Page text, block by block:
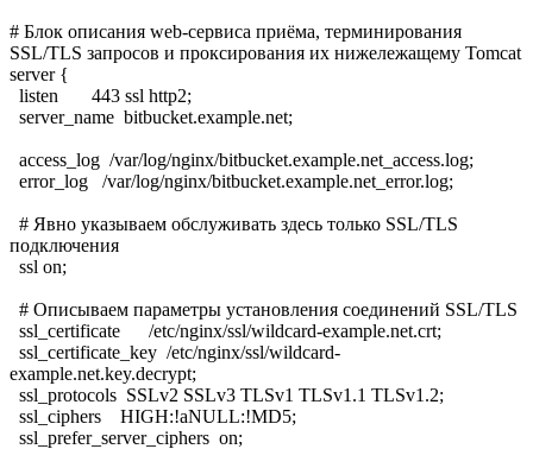
# Блок описания web-сервиса приёма, терминирования
SSL/TLS запросов и проксирования их нижележащему Tomcat
server {
listen 443 ssl http2;
server_name bitbucket.example.net;
access_log /var/log/nginx/bitbucket.example.net_access.log;
error_log /var/log/nginx/bitbucket.example.net_error.log;
# Явно указываем обслуживать здесь только SSL/TLS
подключения
ssl on;
# Описываем параметры установления соединений SSL/TLS
ssl_certificate /etc/nginx/ssl/wildcard-example.net.crt;
ssl_certificate_key /etc/nginx/ssl/wildcard-
example.net.key.decrypt;
ssl_protocols SSLv2 SSLv3 TLSv1 TLSv1.1 TLSv1.2;
ssl_ciphers HIGH:!aNULL:!MD5;
ssl_prefer_server_ciphers on;